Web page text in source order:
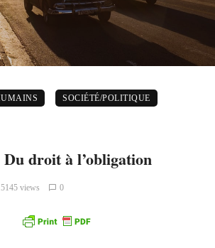
SOCIÉTÉ/POLITIQUE
droit à l’obligation
views 0